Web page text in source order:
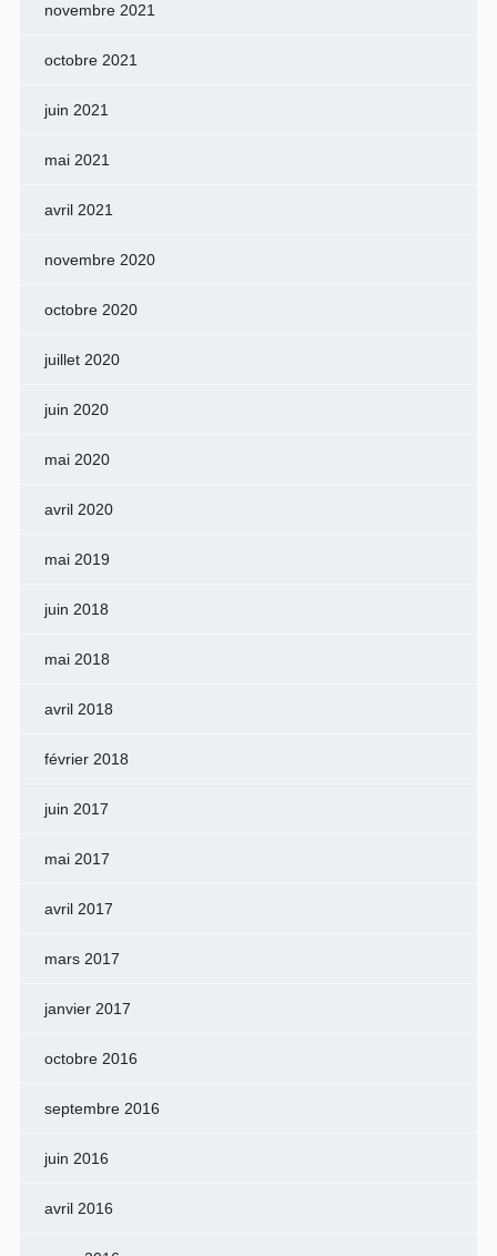
novembre 2021
octobre 2021
juin 2021
mai 2021
avril 2021
novembre 2020
octobre 2020
juillet 2020
juin 2020
mai 2020
avril 2020
mai 2019
juin 2018
mai 2018
avril 2018
février 2018
juin 2017
mai 2017
avril 2017
mars 2017
janvier 2017
octobre 2016
septembre 2016
juin 2016
avril 2016